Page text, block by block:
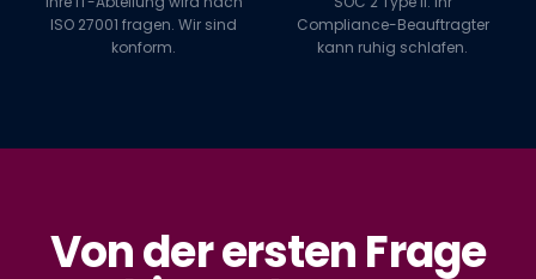
ISO 27001 fragen. Wir sind
konform.
Compliance-Beauftragter
kann ruhig schlafen.
Von der ersten Frage